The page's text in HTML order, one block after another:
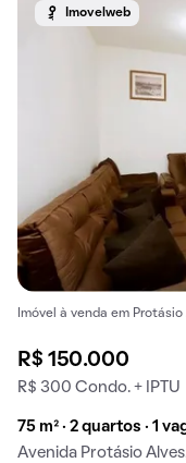
Imovelweb
Imóvel à venda em Protásio
R$ 150.000
R$ 300 Condo. + IPTU
75 m² · 2 quartos · 1
Avenida Protásio